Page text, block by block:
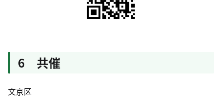
6 共催
文京区